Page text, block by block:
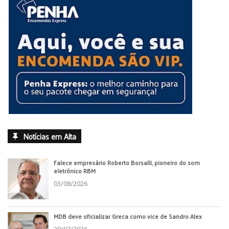
Notícias em Alta
Falece empresário Roberto Borsalli, pioneiro do som
eletrônico RBM
03/08/2026
MDB deve oficializar Greca como vice de Sandro Alex